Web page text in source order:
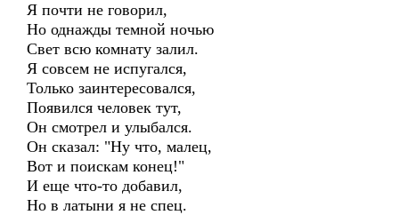
Я почти не говорил,
Но однажды темной ночью
Свет всю комнату залил.
Я совсем не испугался,
Только заинтересовался,
Появился человек тут,
Он смотрел и улыбался.
Он сказал: "Ну что, малец,
Вот и поискам конец!"
И еще что-то добавил,
Но в латыни я не спец.